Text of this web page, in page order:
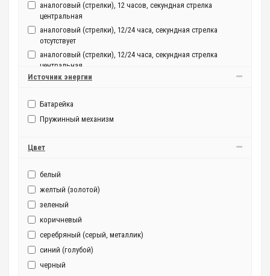
аналоговый (стрелки), 12 часов, секундная стрелка
центральная
аналоговый (стрелки), 12/24 часа, секундная стрелка
отсутствует
аналоговый (стрелки), 12/24 часа, секундная стрелка
центральная
Источник энергии
Батарейка
Пружинный механизм
Цвет
белый
желтый (золотой)
зеленый
коричневый
серебряный (серый, металлик)
синий (голубой)
черный